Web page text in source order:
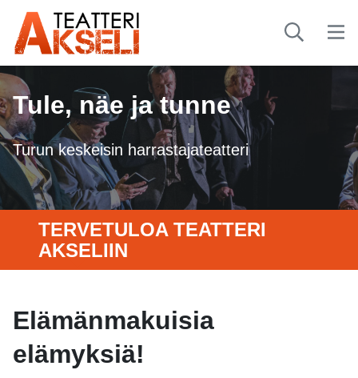
Tule, näe ja tunne
Turun keskeisin harrastajateatteri
TERVETULOA TEATTERI
AKSELIIN
Elämänmakuisia
elämyksiä!